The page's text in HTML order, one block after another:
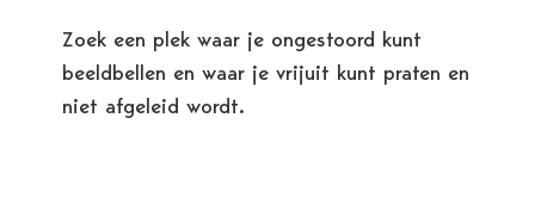
Zoek een plek waar je ongestoord kunt
beeldbellen en waar je vrijuit kunt praten en
niet afgeleid wordt.